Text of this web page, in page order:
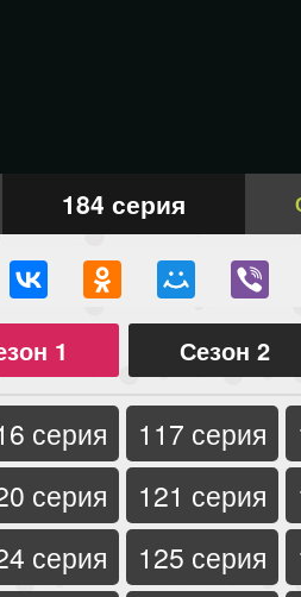
184 серия
1 Сезон 2
серия 117 серия
серия 121 серия
серия 125 серия